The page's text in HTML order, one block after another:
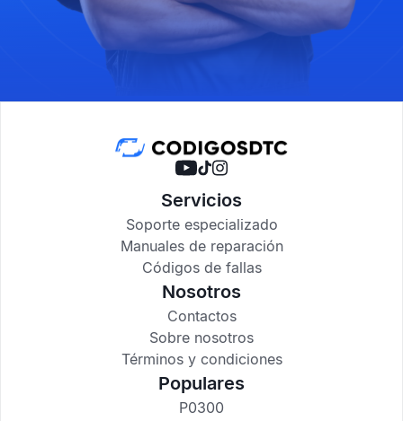
Servicios
Soporte especializado
Manuales de reparación
Códigos de fallas
Nosotros
Contactos
Sobre nosotros
Términos y condiciones
Populares
P0300